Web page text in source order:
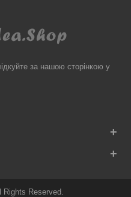
за нашою сторінкою у
+
+
Rights Reserved.